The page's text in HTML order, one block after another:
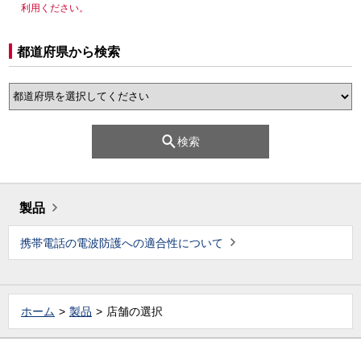
利用ください。
都道府県から検索
検索
製品
携帯電話の電波防護への適合性について
ホーム 製品 店舗の選択